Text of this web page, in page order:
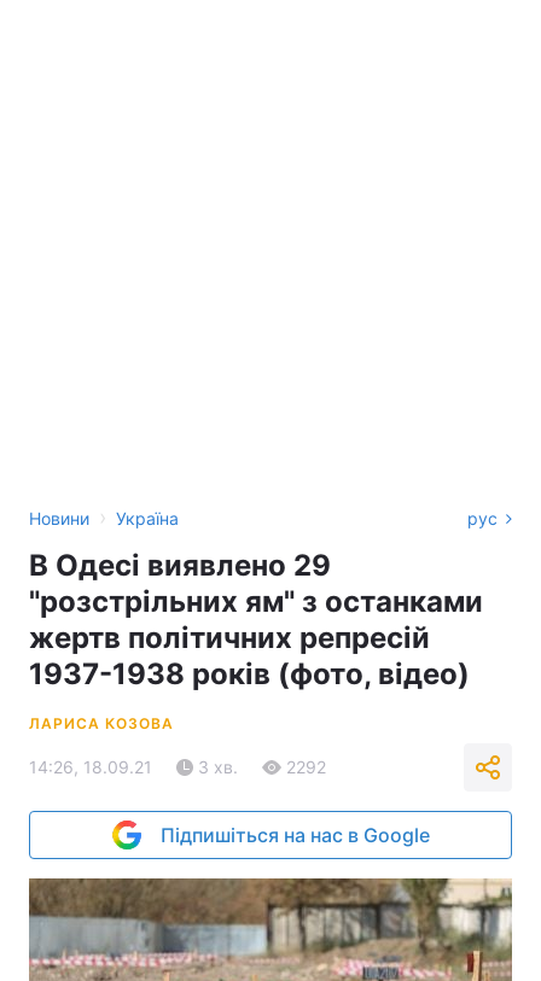
Новини › Україна рус
В Одесі виявлено 29
"розстрільних ям" з останками
жертв політичних репресій
1937-1938 років (фото, відео)
ЛАРИСА КОЗОВА
14:26, 18.09.21 3 хв. 2292
Підпишіться на нас в Google